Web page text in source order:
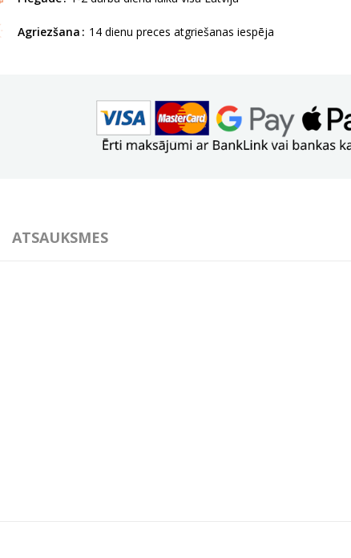
Agriezšana 14 dienu preces atgriešanas iespēja
ATSAUKSMES